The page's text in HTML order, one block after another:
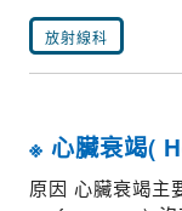
放射線科
※ 心臟衰竭(
原因 心臟衰竭主